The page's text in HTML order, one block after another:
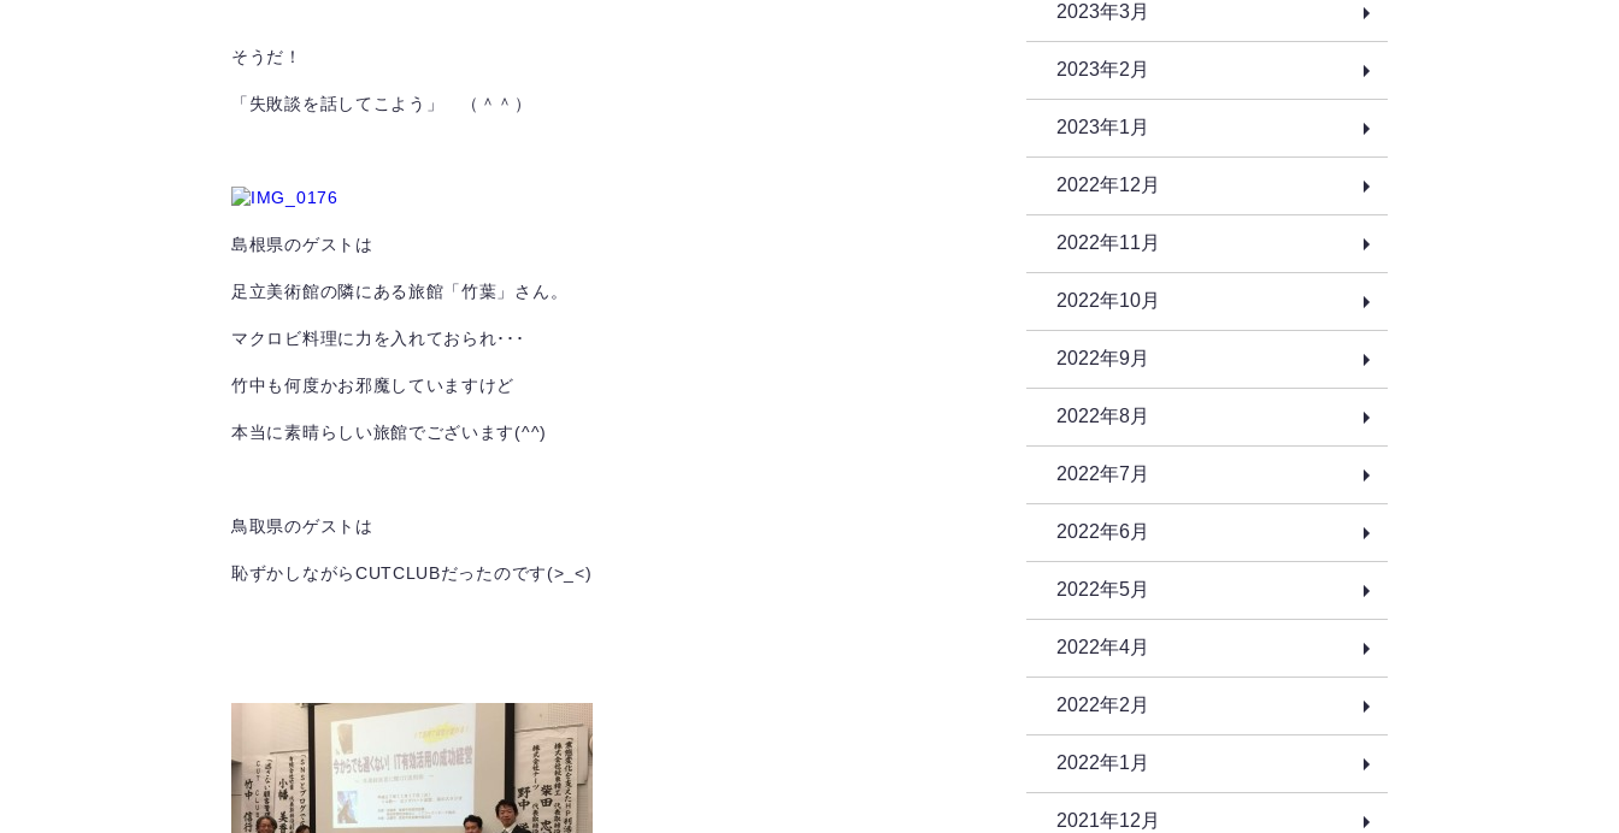
そうだ！
「失敗談を話してこよう」 （＾＾）
島根県のゲストは
足立美術館の隣にある旅館「竹葉」さん。
マクロビ料理に力を入れておられ･･･
竹中も何度かお邪魔していますけど
本当に素晴らしい旅館でございます(^^)
鳥取県のゲストは
恥ずかしながらCUTCLUBだったのです(>_<)
2023年3月
2023年2月
2023年1月
2022年12月
2022年11月
2022年10月
2022年9月
2022年8月
2022年7月
2022年6月
2022年5月
2022年4月
2022年2月
2022年1月
2021年12月